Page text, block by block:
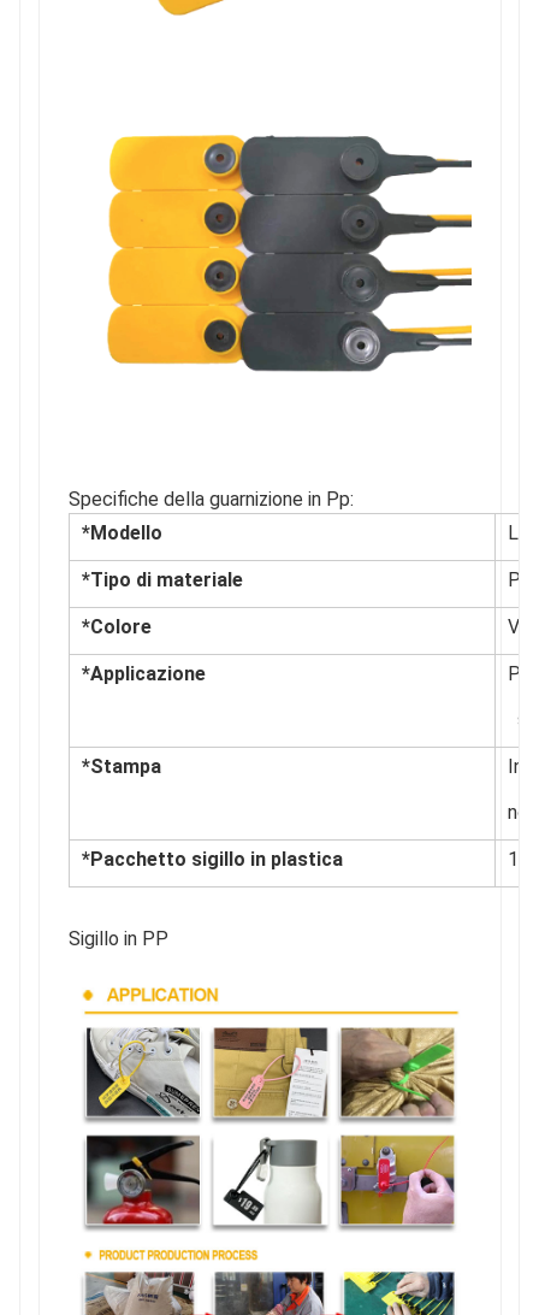
Specifiche della guarnizione in Pp:
*Modello
*Tipo di materiale
*Colore
*Applicazione
*Stampa
*Pacchetto sigillo in plastica
Sigillo in PP